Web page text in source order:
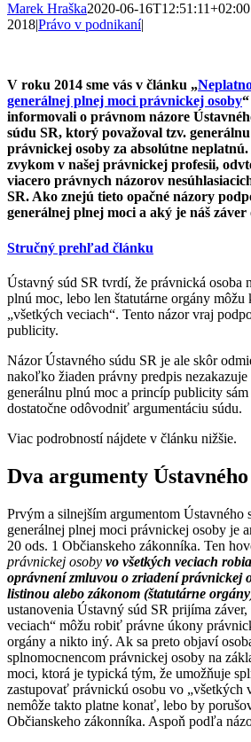
Marek Hraška2020-06-16T12:51:11+02:00
2018|Právo v podnikaní|
V roku 2014 sme vás v článku „
generálnej plnej moci právnickej osoby“
informovali o právnom názore
súdu SR, ktorý považoval tzv.
právnickej osoby za absolútne
zvykom v našej právnickej profesii,
viacero právnych názorov
SR. Ako znejú tieto opačné názory
generálnej plnej moci a aký je náš záver
Stručný prehľad článku
Ústavný súd SR tvrdí, že právnická osoba
plnú moc, lebo len štatutárne orgány
„všetkých veciach“. Tento názor vraj
publicity.
Názor Ústavného súdu SR je ale skôr
nakoľko žiaden právny predpis
generálnu plnú moc a princíp publicity sám
dostatočne odôvodniť argumentáciu súdu.
Viac podrobností nájdete v článku nižšie.
Dva argumenty Ústavného
Prvým a silnejším argumentom Ústavného
generálnej plnej moci právnickej osoby je
20 ods. 1 Občianskeho zákonníka. Ten
právnickej osoby vo všetkých veciach
oprávnení zmluvou o zriadení právnickej
listinou alebo zákonom (štatutárne
ustanovenia Ústavný súd SR prijíma
veciach“ môžu robiť právne úkony
orgány a nikto iný. Ak sa preto objaví
splnomocnencom právnickej osoby na
moci, ktorá je typická tým, že umožňuje
zastupovať právnickú osobu vo „všetkých
nemôže takto platne konať, lebo by
Občianskeho zákonníka. Aspoň podľa